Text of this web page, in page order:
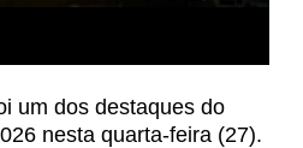
um dos destaques do
nesta quarta-feira (27).